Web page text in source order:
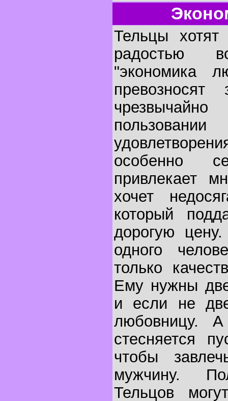
Тельцы
радостью
"экономика
особенно
привлекает
хочет
который
дорогую
одного
только
Ему нужны
и если не
любовницу.
стесняется
чтобы
мужчину.
Тельцов